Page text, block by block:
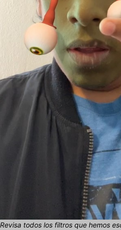
Revisa todos los filtros que hemos